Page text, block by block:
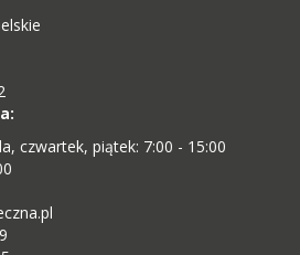
czwartek, piątek: 7:00 - 15:00